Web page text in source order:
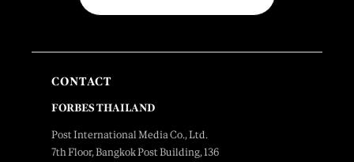
CONTACT
FORBES THAILAND
Post International Media Co., Ltd.
7th Floor, Bangkok Post Building, 136